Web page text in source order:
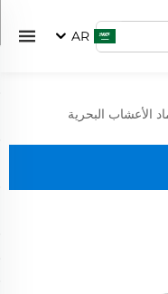
AR
الأعشاب البحرية